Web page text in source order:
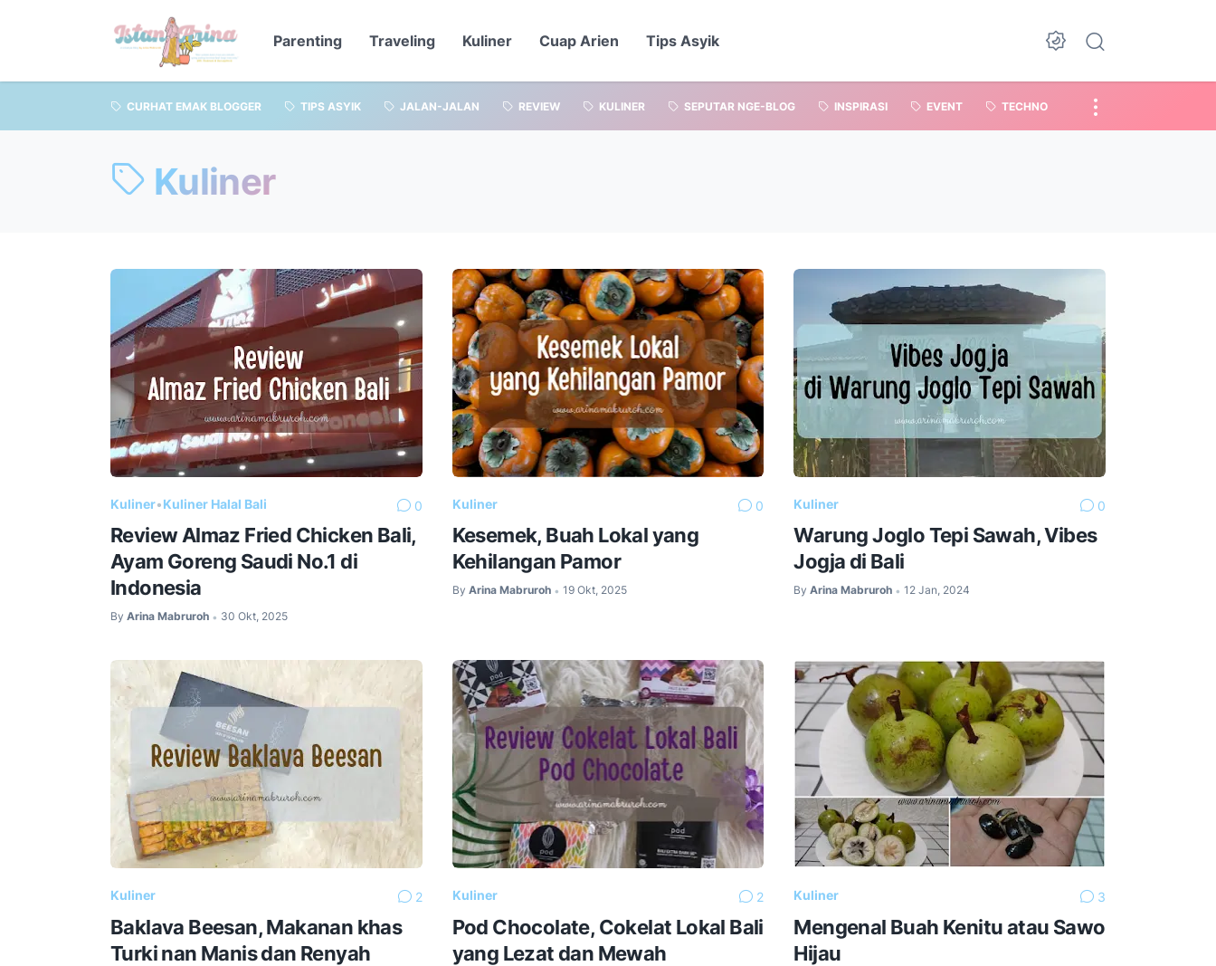
Parenting Traveling Kuliner Cuap Arien Tips Asyik
CURHAT EMAK BLOGGER TIPS ASYIK JALAN-JALAN REVIEW KULINER SEPUTAR NGE-BLOG INSPIRASI EVENT TECHNO
Kuliner
Kuliner•Kuliner Halal Bali 0
Review Almaz Fried Chicken Bali,
Ayam Goreng Saudi No.1 di
Indonesia
By Arina Mabruroh • 30 Okt, 2025
Kuliner 0
Kesemek, Buah Lokal yang
Kehilangan Pamor
By Arina Mabruroh • 19 Okt, 2025
Kuliner 0
Warung Joglo Tepi Sawah, Vibes
Jogja di Bali
By Arina Mabruroh • 12 Jan, 2024
Kuliner 2
Baklava Beesan, Makanan khas
Turki nan Manis dan Renyah
Kuliner 2
Pod Chocolate, Cokelat Lokal Bali
yang Lezat dan Mewah
Kuliner 3
Mengenal Buah Kenitu atau Sawo
Hijau